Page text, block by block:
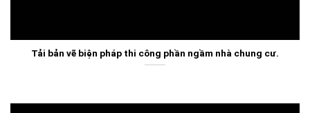
Tải bản vẽ biện pháp thi công phần ngầm nhà chung cư.